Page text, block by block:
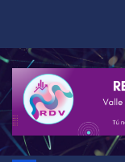
contenido